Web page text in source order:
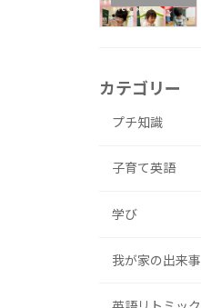
カテゴリー
プチ知識
子育て英語
学び
我が家の出来事